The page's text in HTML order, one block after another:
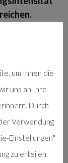
wärmeres
installieren
um Ihnen die
uns an Ihre
Durch
Verwendung
Einstellungen"
zu erteilen.